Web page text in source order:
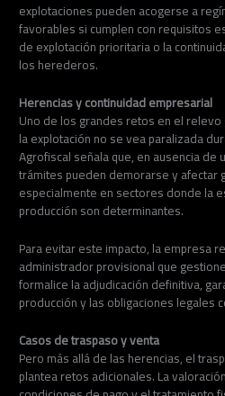
explotaciones pueden acogerse a
favorables si cumplen con requisitos
de explotación prioritaria o la
los herederos.
Herencias y continuidad empresarial
Uno de los grandes retos en el
la explotación no se vea paralizada
Agrofiscal señala que, en ausencia de
trámites pueden demorarse y afectar
especialmente en sectores donde la
producción son determinantes.
Para evitar este impacto, la empresa
administrador provisional que
formalice la adjudicación definitiva,
producción y las obligaciones legales
Casos de traspaso y venta
Pero más allá de las herencias, el
plantea retos adicionales. La